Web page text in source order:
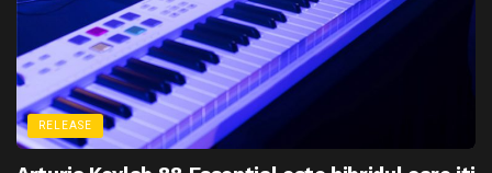
RELEASE